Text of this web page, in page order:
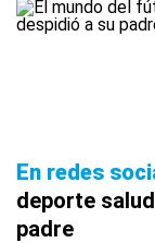
En redes
deporte
padre